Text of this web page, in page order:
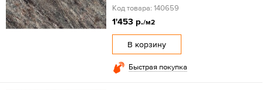
Код товара: 140659
1'453 р./м2
В корзину
Быстрая покупка